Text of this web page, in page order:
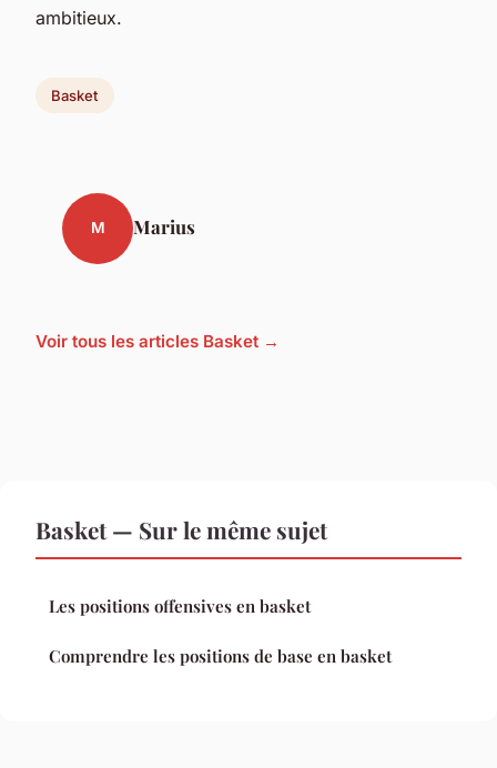
ambitieux.
Basket
M Marius
Voir tous les articles Basket →
Basket — Sur le même sujet
Les positions offensives en basket
Comprendre les positions de base en basket